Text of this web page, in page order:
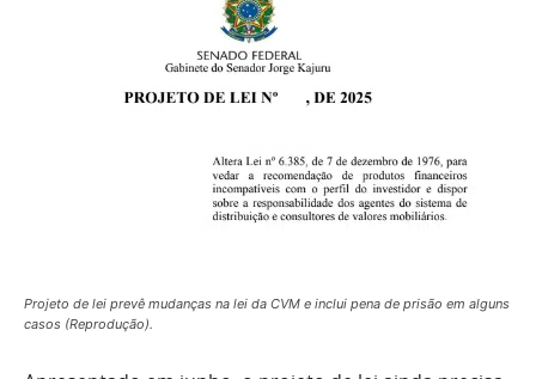
Projeto de lei prevê mudanças na lei da CVM e inclui pena de prisão em alguns
casos (Reprodução).